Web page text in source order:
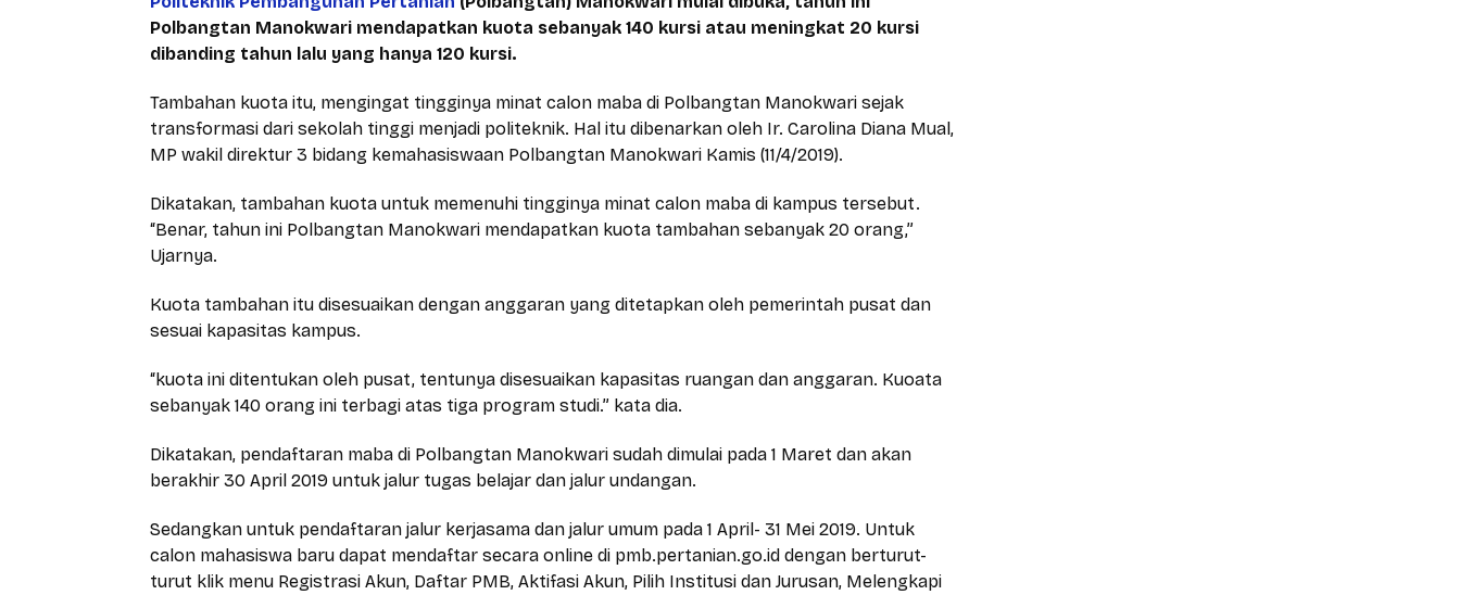
Polbangtan Manokwari mendapatkan kuota sebanyak 140 kursi atau meningkat 20 kursi
dibanding tahun lalu yang hanya 120 kursi.
Tambahan kuota itu, mengingat tingginya minat calon maba di Polbangtan Manokwari sejak
transformasi dari sekolah tinggi menjadi politeknik. Hal itu dibenarkan oleh Ir. Carolina Diana Mual,
MP wakil direktur 3 bidang kemahasiswaan Polbangtan Manokwari Kamis (11/4/2019).
Dikatakan, tambahan kuota untuk memenuhi tingginya minat calon maba di kampus tersebut.
“Benar, tahun ini Polbangtan Manokwari mendapatkan kuota tambahan sebanyak 20 orang,”
Ujarnya.
Kuota tambahan itu disesuaikan dengan anggaran yang ditetapkan oleh pemerintah pusat dan
sesuai kapasitas kampus.
“kuota ini ditentukan oleh pusat, tentunya disesuaikan kapasitas ruangan dan anggaran. Kuoata
sebanyak 140 orang ini terbagi atas tiga program studi.” kata dia.
Dikatakan, pendaftaran maba di Polbangtan Manokwari sudah dimulai pada 1 Maret dan akan
berakhir 30 April 2019 untuk jalur tugas belajar dan jalur undangan.
Sedangkan untuk pendaftaran jalur kerjasama dan jalur umum pada 1 April- 31 Mei 2019. Untuk
calon mahasiswa baru dapat mendaftar secara online di pmb.pertanian.go.id dengan berturut-
turut klik menu Registrasi Akun, Daftar PMB, Aktifasi Akun, Pilih Institusi dan Jurusan, Melengkapi